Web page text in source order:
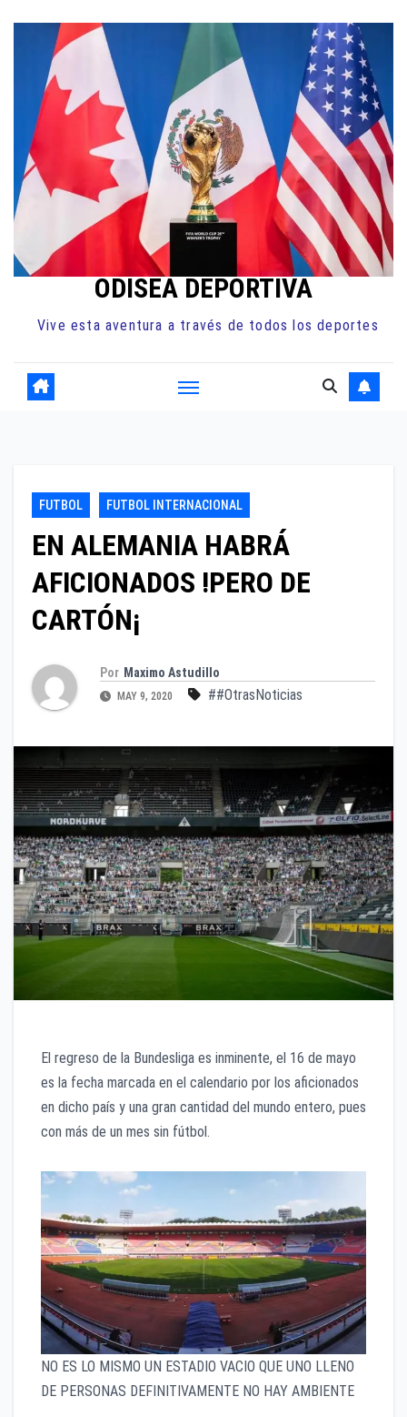
contenido
ODISEA DEPORTIVA
Vive esta aventura a través de todos los deportes
FUTBOL FUTBOL INTERNACIONAL
EN ALEMANIA HABRÁ
AFICIONADOS !PERO DE
CARTÓN¡
Por Maximo Astudillo
MAY 9, 2020 ##OtrasNoticias
El regreso de la Bundesliga es inminente, el 16 de mayo
es la fecha marcada en el calendario por los aficionados
en dicho país y una gran cantidad del mundo entero, pues
con más de un mes sin fútbol.
NO ES LO MISMO UN ESTADIO VACIO QUE UNO LLENO
DE PERSONAS DEFINITIVAMENTE NO HAY AMBIENTE